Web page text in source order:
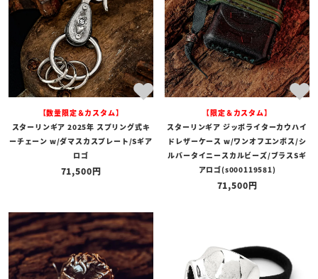
【数量限定＆カスタム】
スターリンギア 2025年 スプリング式キ
ーチェーン w/ダマスカスプレート/Sギア
ロゴ
71,500
【限定＆カスタム】
スターリンギア ジッポライターカウハイ
ドレザーケース w/ワンオフエンボス/シ
ルバータイニースカルビーズ/ブラスSギ
アロゴ(s000119581)
71,500